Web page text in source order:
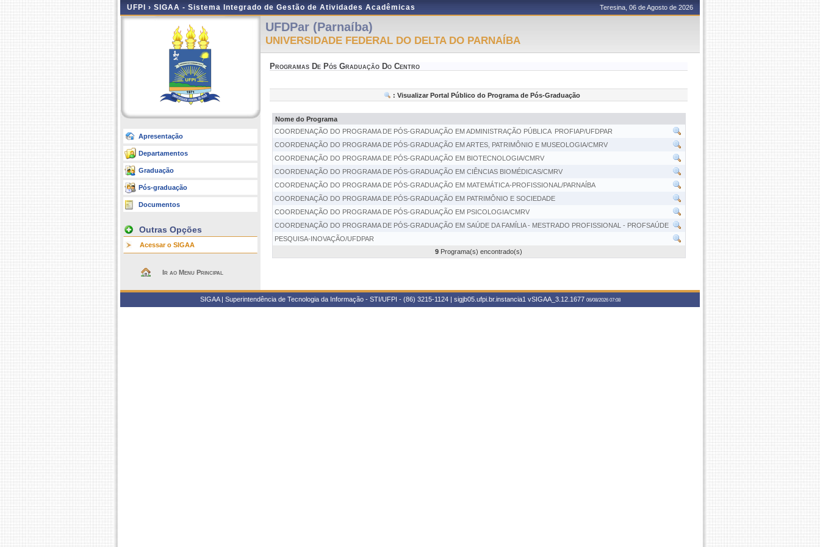
UFPI › SIGAA - Sistema Integrado de Gestão de Atividades Acadêmicas Teresina, 06 de Agosto de 2026
Apresentação
Departamentos
Graduação
Pós-graduação
Documentos
Outras Opções
Acessar o SIGAA
Ir ao Menu Principal
UFDPar (Parnaíba)
UNIVERSIDADE FEDERAL DO DELTA DO PARNAÍBA
Programas De Pós Graduação Do Centro
: Visualizar Portal Público do Programa de Pós-Graduação
Nome do Programa
COORDENAÇÃO DO PROGRAMA DE PÓS-GRADUAÇÃO EM ADMINISTRAÇÃO PÚBLICA  PROFIAP/UFDPAR
COORDENAÇÃO DO PROGRAMA DE PÓS-GRADUAÇÃO EM ARTES, PATRIMÔNIO E MUSEOLOGIA/CMRV
COORDENAÇÃO DO PROGRAMA DE PÓS-GRADUAÇÃO EM BIOTECNOLOGIA/CMRV
COORDENAÇÃO DO PROGRAMA DE PÓS-GRADUAÇÃO EM CIÊNCIAS BIOMÉDICAS/CMRV
COORDENAÇÃO DO PROGRAMA DE PÓS-GRADUAÇÃO EM MATEMÁTICA-PROFISSIONAL/PARNAÍBA
COORDENAÇÃO DO PROGRAMA DE PÓS-GRADUAÇÃO EM PATRIMÔNIO E SOCIEDADE
COORDENAÇÃO DO PROGRAMA DE PÓS-GRADUAÇÃO EM PSICOLOGIA/CMRV
COORDENAÇÃO DO PROGRAMA DE PÓS-GRADUAÇÃO EM SAÚDE DA FAMÍLIA - MESTRADO PROFISSIONAL - PROFSAÚDE
PESQUISA-INOVAÇÃO/UFDPAR
9 Programa(s) encontrado(s)
SIGAA | Superintendência de Tecnologia da Informação - STI/UFPI - (86) 3215-1124 | sigjb05.ufpi.br.instancia1 vSIGAA_3.12.1677 06/08/2026 07:08